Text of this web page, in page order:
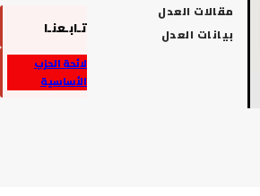
مقالات العدل
بيانات العدل
تـابـعنـا
لائحة الحزب
الأساسية